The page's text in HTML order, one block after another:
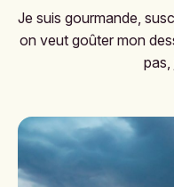
Je suis gourmande,
on veut goûter mon
pas,